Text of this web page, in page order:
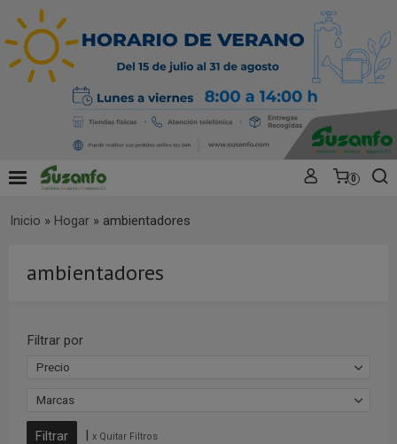
0
Inicio » Hogar » ambientadores
ambientadores
Filtrar por
Precio
Marcas
| x Quitar Filtros